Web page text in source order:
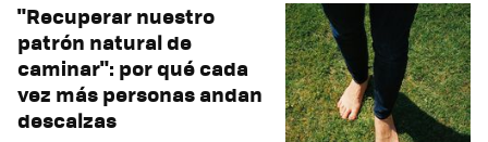
"Recuperar nuestro
patrón natural de
caminar": por qué cada
vez más personas andan
descalzas